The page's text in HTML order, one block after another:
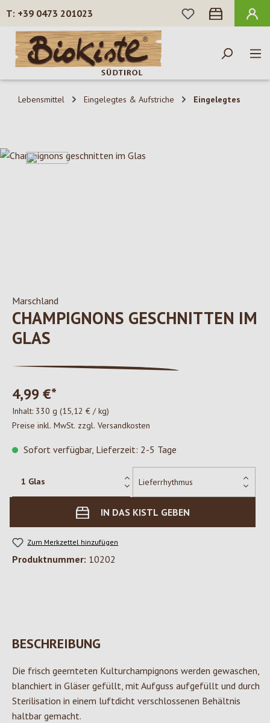
Zum Hauptinhalt springen
+39 0473 201023
DU HAST 0
Lebensmittel Eingelegtes & Aufstriche Eingelegtes
Bildergalerie überspringen
Marschland
CHAMPIGNONS GESCHNITTEN IM
GLAS
4,99 €*
Inhalt: 330 g (15,12 € / kg)
Preise inkl. MwSt. zzgl. Versandkosten
Sofort verfügbar, Lieferzeit: 2-5 Tage
IN DAS KISTL GEBEN
Zum Merkzettel hinzufügen
Produktnummer: 10202
BESCHREIBUNG
Die frisch geernteten Kulturchampignons werden gewaschen,
blanchiert in Gläser gefüllt, mit Aufguss aufgefüllt und durch
Sterilisation in einem luftdicht verschlossenen Behältnis
haltbar gemacht.